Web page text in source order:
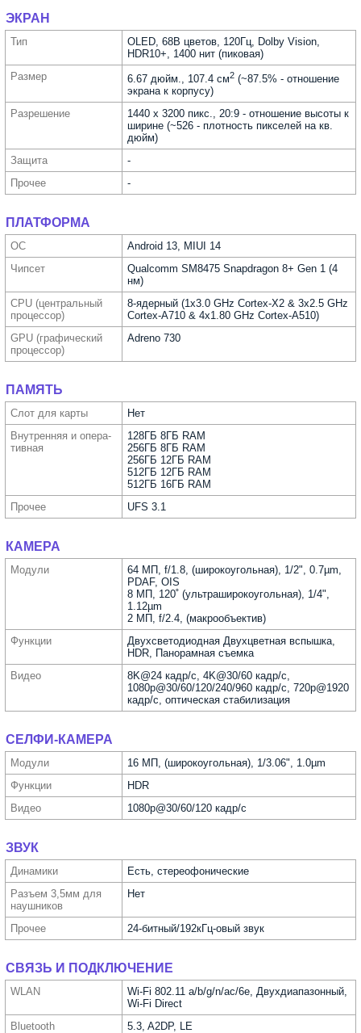
ЭКРАН
Тип
OLED, 68B цветов, 120Гц, Dolby Vision,
HDR10+, 1400 нит (пиковая)
Размер
6.67 дюйм., 107.4 см2 (~87.5% - отношение
экрана к корпусу)
Разре­шение
1440 x 3200 пикс., 20:9 - отношение высоты к
ширине (~526 - плотность пикселей на кв.
дюйм)
Защита
-
Прочее
-
ПЛАТФОРМА
ОС
Android 13, MIUI 14
Чипсет
Qualcomm SM8475 Snapdragon 8+ Gen 1 (4
нм)
CPU (централь­ный
процес­сор)
8-ядерный (1x3.0 GHz Cortex-X2 & 3x2.5 GHz
Cortex-A710 & 4x1.80 GHz Cortex-A510)
GPU (графи­ческий
процес­сор)
Adreno 730
ПАМЯТЬ
Слот для карты
Нет
Внутрен­няя и опера­
тивная
128ГБ 8ГБ RAM
256ГБ 8ГБ RAM
256ГБ 12ГБ RAM
512ГБ 12ГБ RAM
512ГБ 16ГБ RAM
Прочее
UFS 3.1
КАМЕРА
Модули
64 МП, f/1.8, (широкоугольная), 1/2", 0.7µm,
PDAF, OIS
8 МП, 120˚ (ультра­широкоугольная), 1/4",
1.12µm
2 МП, f/2.4, (макрообъектив)
Функ­ции
Двух­светодиодная Двухцветная вспышка,
HDR, Панорамная съемка
Видео
8K@24 кадр/с, 4K@30/60 кадр/с,
1080p@30/60/120/240/960 кадр/с, 720p@1920
кадр/с, оптическая стабилизация
СЕЛФИ-КАМЕРА
Модули
16 МП, (широкоугольная), 1/3.06", 1.0µm
Функ­ции
HDR
Видео
1080p@30/60/120 кадр/с
ЗВУК
Динамики
Есть, стереофонические
Разъем 3,5мм для
науш­ников
Нет
Прочее 24-битный/192кГц-овый звук
СВЯЗЬ И ПОДКЛЮЧЕНИЕ
WLAN
Wi-Fi 802.11 a/b/g/n/ac/6e, Двухдиапазонный,
Wi-Fi Direct
Bluetooth
5.3, A2DP, LE